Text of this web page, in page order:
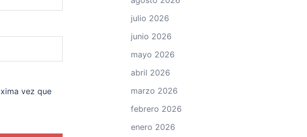
vez que
julio 2026
junio 2026
mayo 2026
abril 2026
marzo 2026
febrero 2026
enero 2026